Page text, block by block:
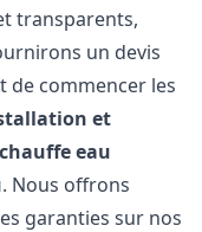
transparents,
un devis
de commencer les
et
eau
. Nous offrons
garanties sur nos